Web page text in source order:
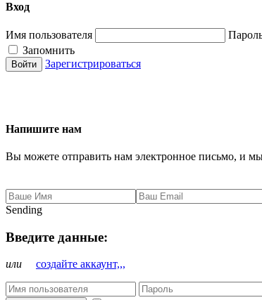
Вход
Имя пользователя
Запомнить
Зарегистрироваться
Напишите нам
Вы можете отправить нам электронное письмо, и
Sending
Введите данные:
или создайте аккаунт,,,